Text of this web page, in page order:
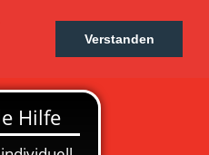
Verstanden
Ticketshop Fanshop